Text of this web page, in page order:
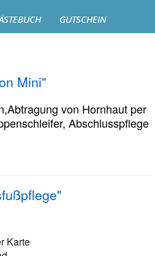
GUTSCHEIN
Mini"
von Hornhaut per
Abschlusspflege
Karte